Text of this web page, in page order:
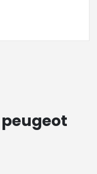
peugeot